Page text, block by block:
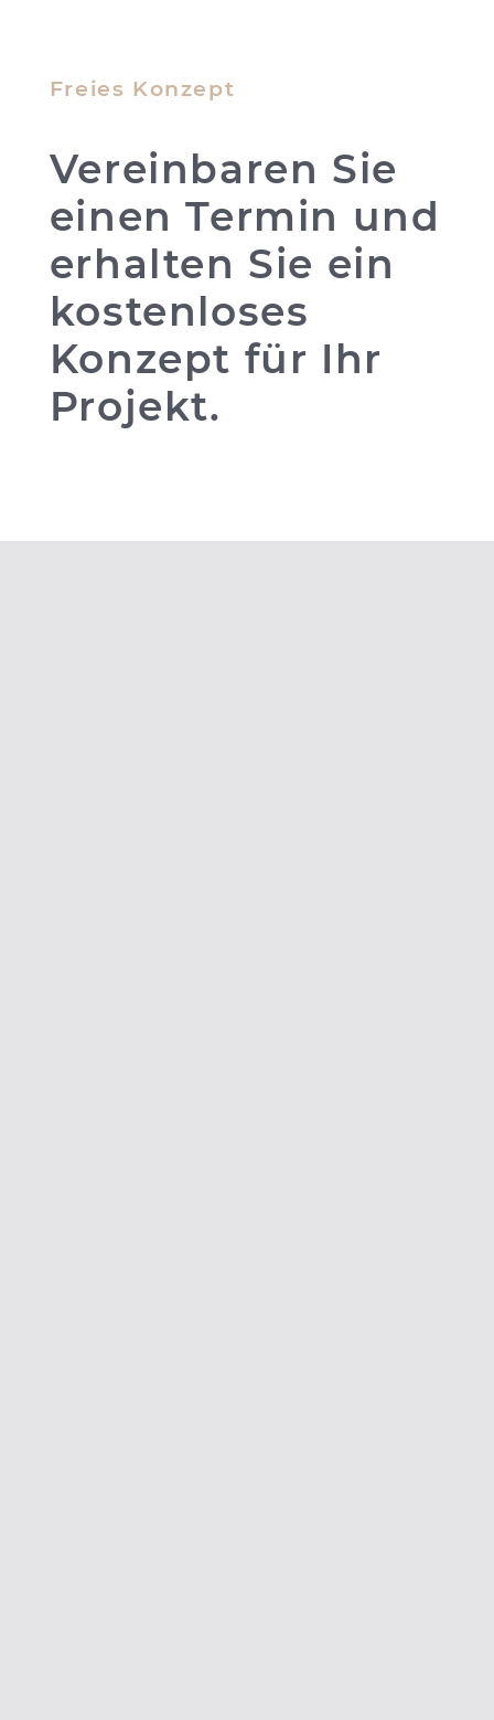
Freies Konzept
Vereinbaren Sie
einen Termin und
erhalten Sie ein
kostenloses
Konzept für Ihr
Projekt.